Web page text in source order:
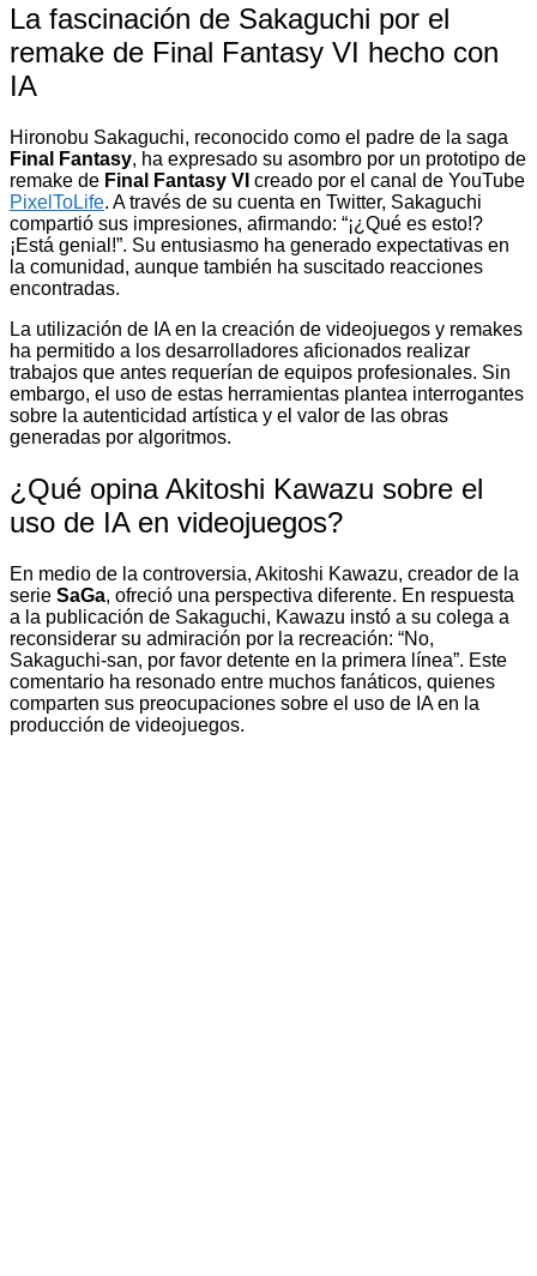
La fascinación de Sakaguchi por el
remake de Final Fantasy VI hecho con
IA
Hironobu Sakaguchi, reconocido como el padre de la saga
Final Fantasy, ha expresado su asombro por un prototipo de
remake de Final Fantasy VI creado por el canal de YouTube
PixelToLife. A través de su cuenta en Twitter, Sakaguchi
compartió sus impresiones, afirmando: “¡¿Qué es esto!?
¡Está genial!”. Su entusiasmo ha generado expectativas en
la comunidad, aunque también ha suscitado reacciones
encontradas.
La utilización de IA en la creación de videojuegos y remakes
ha permitido a los desarrolladores aficionados realizar
trabajos que antes requerían de equipos profesionales. Sin
embargo, el uso de estas herramientas plantea interrogantes
sobre la autenticidad artística y el valor de las obras
generadas por algoritmos.
¿Qué opina Akitoshi Kawazu sobre el
uso de IA en videojuegos?
En medio de la controversia, Akitoshi Kawazu, creador de la
serie SaGa, ofreció una perspectiva diferente. En respuesta
a la publicación de Sakaguchi, Kawazu instó a su colega a
reconsiderar su admiración por la recreación: “No,
Sakaguchi-san, por favor detente en la primera línea”. Este
comentario ha resonado entre muchos fanáticos, quienes
comparten sus preocupaciones sobre el uso de IA en la
producción de videojuegos.